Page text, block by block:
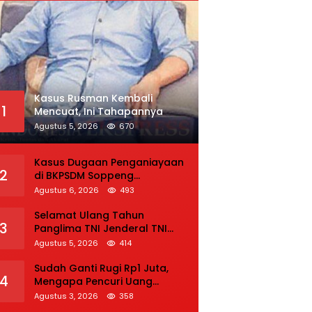
1
Kasus Rusman Kembali
Mencuat, Ini Tahapannya
Agustus 5, 2026 670
2
Kasus Dugaan Penganiayaan
di BKPSDM Soppeng
Direkonstruksi, Rusman
Terus Berjalan
Agustus 6, 2026 493
3
Selamat Ulang Tahun
Panglima TNI Jenderal TNI
Agus Subiyanto
Agustus 5, 2026 414
4
Sudah Ganti Rugi Rp1 Juta,
Mengapa Pencuri Uang
Rp5.000 Tetap Dipenjara? Ini
Agustus 3, 2026 358